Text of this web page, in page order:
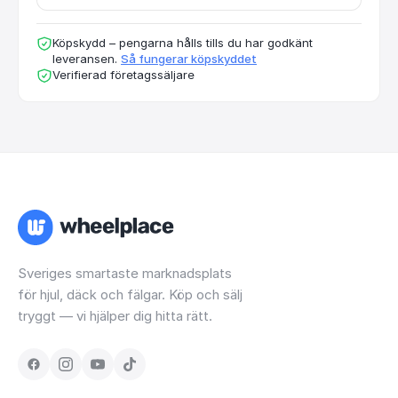
Köpskydd – pengarna hålls tills du har godkänt
leveransen. Så fungerar köpskyddet
Verifierad företagssäljare
Sveriges smartaste marknadsplats
för hjul, däck och fälgar. Köp och sälj
tryggt — vi hjälper dig hitta rätt.